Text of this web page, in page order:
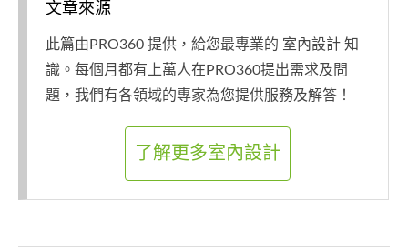
文章來源
此篇由PRO360 提供，給您最專業的 室內設計 知
識。每個月都有上萬人在PRO360提出需求及問
題，我們有各領域的專家為您提供服務及解答！
了解更多室內設計